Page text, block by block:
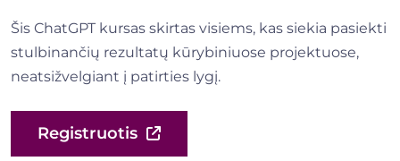
Šis ChatGPT kursas skirtas visiems, kas siekia pasiekti
stulbinančių rezultatų kūrybiniuose projektuose,
neatsižvelgiant į patirties lygį.
Registruotis